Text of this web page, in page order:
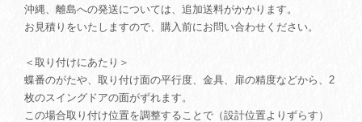
沖縄、離島への発送については、追加送料がかかります。
お見積りをいたしますので、購入前にお問い合わせください。
＜取り付けにあたり＞
蝶番のがたや、取り付け面の平行度、金具、扉の精度などから、2
枚のスイングドアの面がずれます。
この場合取り付け位置を調整することで（設計位置よりずらす）